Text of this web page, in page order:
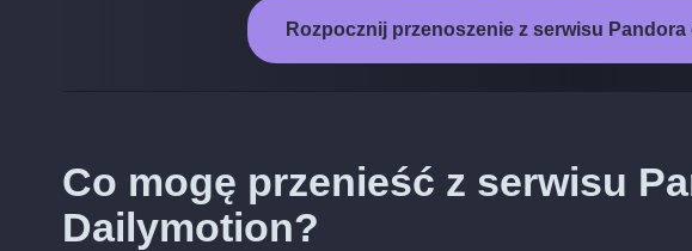
Rozpocznij przenoszenie z serwisu
Co mogę przenieść z serwisu
Dailymotion?